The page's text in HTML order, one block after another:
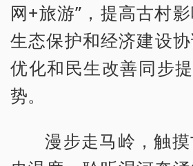
网+旅游”，提高古村
生态保护和经济建设
优化和民生改善同步
势。
漫步走马岭，触